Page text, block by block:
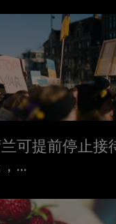
可提前停止接
...